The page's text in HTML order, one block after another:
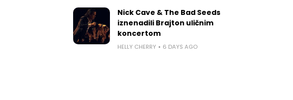
Nick Cave & The Bad Seeds
iznenadili Brajton uličnim
koncertom
HELLY CHERRY 6 DAYS AGO